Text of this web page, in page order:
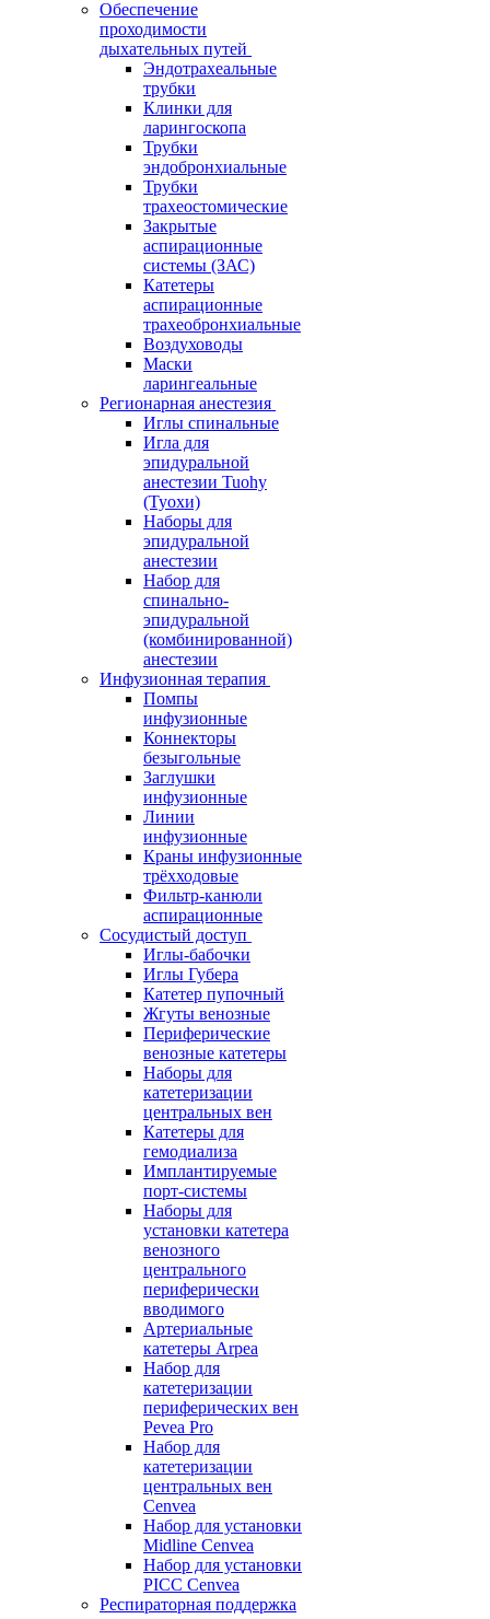
Обеспечение
проходимости
дыхательных путей
Эндотрахеальные
трубки
Клинки для
ларингоскопа
Трубки
эндобронхиальные
Трубки
трахеостомические
Закрытые
аспирационные
системы (ЗАС)
Катетеры
аспирационные
трахеобронхиальные
Воздуховоды
Маски
ларингеальные
Регионарная анестезия
Иглы спинальные
Игла для
эпидуральной
анестезии Tuohy
(Туохи)
Наборы для
эпидуральной
анестезии
Набор для
спинально-
эпидуральной
(комбинированной)
анестезии
Инфузионная терапия
Помпы
инфузионные
Коннекторы
безыгольные
Заглушки
инфузионные
Линии
инфузионные
Краны инфузионные
трёхходовые
Фильтр-канюли
аспирационные
Сосудистый доступ
Иглы-бабочки
Иглы Губера
Катетер пупочный
Жгуты венозные
Периферические
венозные катетеры
Наборы для
катетеризации
центральных вен
Катетеры для
гемодиализа
Имплантируемые
порт‑системы
Наборы для
установки катетера
венозного
центрального
периферически
вводимого
Артериальные
катетеры Arpea
Набор для
катетеризации
периферических вен
Pevea Pro
Набор для
катетеризации
центральных вен
Cenvea
Набор для установки
Midline Cenvea
Набор для установки
PICC Cenvea
Респираторная поддержка